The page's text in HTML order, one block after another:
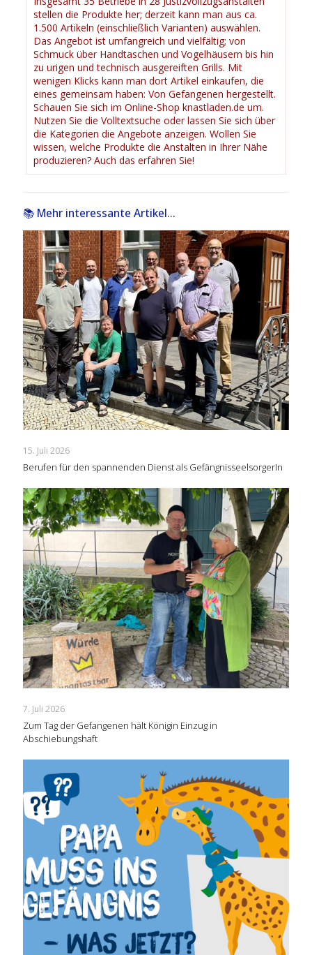
stellen die Produkte her; derzeit kann man aus ca.
1.500 Artikeln (einschließlich Varianten) auswählen.
Das Angebot ist umfangreich und vielfältig; von
Schmuck über Handtaschen und Vogelhäusern bis hin
zu urigen und technisch ausgereiften Grills. Mit
wenigen Klicks kann man dort Artikel einkaufen, die
eines gemeinsam haben: Von Gefangenen hergestellt.
Schauen Sie sich im Online-Shop knastladen.de um.
Nutzen Sie die Volltextsuche oder lassen Sie sich über
die Kategorien die Angebote anzeigen. Wollen Sie
wissen, welche Produkte die Anstalten in Ihrer Nähe
produzieren? Auch das erfahren Sie!
📚 Mehr interessante Artikel...
15. Juli 2026
Berufen für den spannenden Dienst als GefängnisseelsorgerIn
7. Juli 2026
Zum Tag der Gefangenen hält Königin Einzug in
Abschiebungshaft